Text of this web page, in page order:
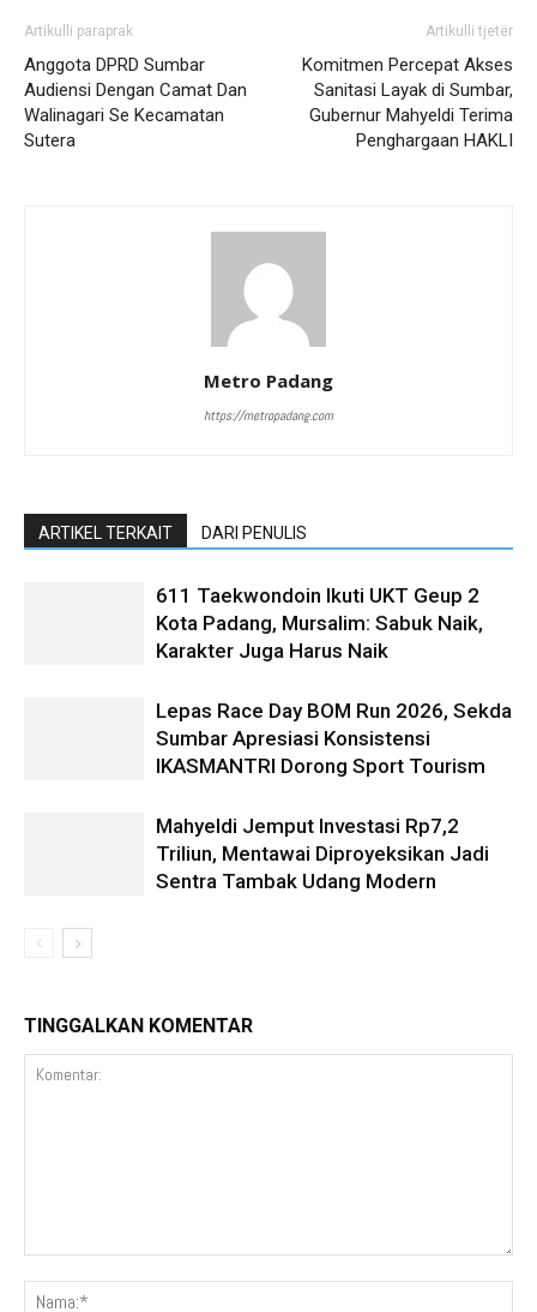
Artikulli paraprak
Anggota DPRD Sumbar
Audiensi Dengan Camat Dan
Walinagari Se Kecamatan
Sutera
Artikulli tjetër
Komitmen Percepat Akses
Sanitasi Layak di Sumbar,
Gubernur Mahyeldi Terima
Penghargaan HAKLI
Metro Padang
https://metropadang.com
ARTIKEL TERKAIT DARI PENULIS
611 Taekwondoin Ikuti UKT Geup 2
Kota Padang, Mursalim: Sabuk Naik,
Karakter Juga Harus Naik
Lepas Race Day BOM Run 2026, Sekda
Sumbar Apresiasi Konsistensi
IKASMANTRI Dorong Sport Tourism
Mahyeldi Jemput Investasi Rp7,2
Triliun, Mentawai Diproyeksikan Jadi
Sentra Tambak Udang Modern
TINGGALKAN KOMENTAR